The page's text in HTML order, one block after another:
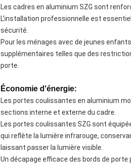
Les cadres en aluminium SZG sont
L'installation professionnelle est
sécurité.
Pour les ménages avec de jeunes
supplémentaires telles que des
porte.
Économie d'énergie:
Les portes coulissantes en aluminium
sections interne et externe du cadre.
Les portes coulissantes SZG sont
qui reflète la lumière infrarouge,
laissant passer la lumière visible.
Un décapage efficace des bords de